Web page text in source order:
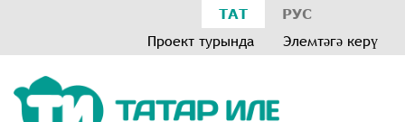
ТАТ РУС
Проект турында Элемтәгә керү